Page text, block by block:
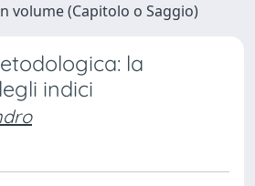
volume (Capitolo o Saggio)
la
indici